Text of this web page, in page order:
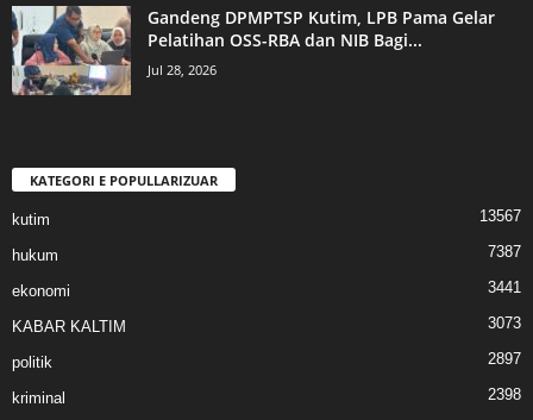
Gandeng DPMPTSP Kutim, LPB Pama Gelar
Pelatihan OSS-RBA dan NIB Bagi...
Jul 28, 2026
KATEGORI E POPULLARIZUAR
kutim 13567
hukum 7387
ekonomi 3441
KABAR KALTIM 3073
politik 2897
kriminal 2398